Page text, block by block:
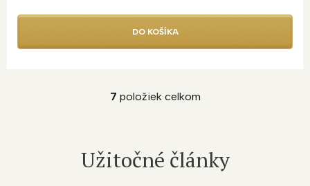
DO KOŠÍKA
O
d
a
7 položiek celkom
Užitočné články